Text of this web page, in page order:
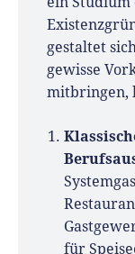
gestaltet
gewisse
mitbringen,
für